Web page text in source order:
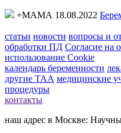
+МАМА 18.08.2022
статьи новости вопросы и
обработки ПД Согласие на
использование Cookie
календарь беременности
другие ТАА медицинские
процедуры
контакты
наш адрес в Москве: